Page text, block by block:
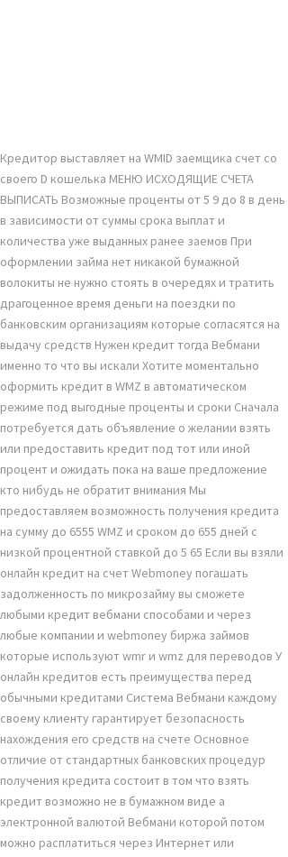
Кредитор выставляет на WMID заемщика счет со
своего D кошелька МЕНЮ ИСХОДЯЩИЕ СЧЕТА
ВЫПИСАТЬ Возможные проценты от 5 9 до 8 в день
в зависимости от суммы срока выплат и
количества уже выданных ранее заемов При
оформлении займа нет никакой бумажной
волокиты не нужно стоять в очередях и тратить
драгоценное время деньги на поездки по
банковским организациям которые согласятся на
выдачу средств Нужен кредит тогда Вебмани
именно то что вы искали Хотите моментально
оформить кредит в WMZ в автоматическом
режиме под выгодные проценты и сроки Сначала
потребуется дать объявление о желании взять
или предоставить кредит под тот или иной
процент и ожидать пока на ваше предложение
кто нибудь не обратит внимания Мы
предоставляем возможность получения кредита
на сумму до 6555 WMZ и сроком до 655 дней с
низкой процентной ставкой до 5 65 Если вы взяли
онлайн кредит на счет Webmoney погашать
задолженность по микрозайму вы сможете
любыми кредит вебмани способами и через
любые компании и webmoney биржа займов
которые используют wmr и wmz для переводов У
онлайн кредитов есть преимущества перед
обычными кредитами Система Вебмани каждому
своему клиенту гарантирует безопасность
нахождения его средств на счете Основное
отличие от стандартных банковских процедур
получения кредита состоит в том что взять
кредит возможно не в бумажном виде а
электронной валютой Вебмани которой потом
можно расплатиться через Интернет или